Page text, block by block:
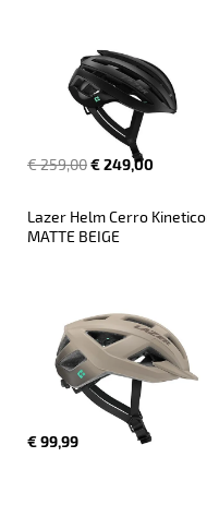
€ 259,00€ 249,00
Lazer Helm Cerro
MATTE BEIGE
€ 99,99